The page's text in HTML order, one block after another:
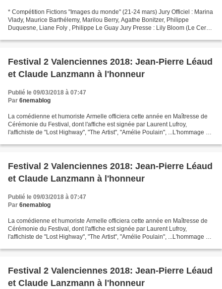
* Compétition Fictions "Images du monde" (21-24 mars) Jury Officiel : Marina
Vlady, Maurice Barthélemy, Marilou Berry, Agathe Bonitzer, Philippe
Duquesne, Liane Foly , Philippe Le Guay Jury Presse : Lily Bloom (Le Cercle
Festival 2 Valenciennes 2018: Jean-Pierre Léaud
et Claude Lanzmann à l'honneur
Publié le 09/03/2018 à 07:47
Par 6nemablog
La comédienne et humoriste Armelle officiera cette année en Maîtresse de
Cérémonie du Festival, dont l'affiche est signée par Laurent Lufroy,
l'affichiste de "Lost Highway", "The Artist", "Amélie Poulain", ...L'hommage à
Festival 2 Valenciennes 2018: Jean-Pierre Léaud
et Claude Lanzmann à l'honneur
Publié le 09/03/2018 à 07:47
Par 6nemablog
La comédienne et humoriste Armelle officiera cette année en Maîtresse de
Cérémonie du Festival, dont l'affiche est signée par Laurent Lufroy,
l'affichiste de "Lost Highway", "The Artist", "Amélie Poulain", ...L'hommage à
Festival 2 Valenciennes 2018: Jean-Pierre Léaud
et Claude Lanzmann à l'honneur